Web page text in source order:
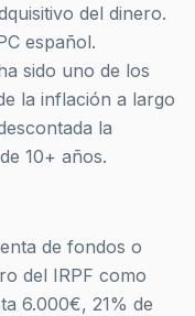
del dinero.
español.
sido uno de los
la inflación a largo
la
10+ años.
de fondos o
del IRPF como
6.000€, 21% de